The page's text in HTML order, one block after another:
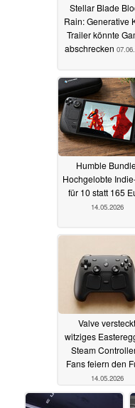
Stellar Blade
Rain: Generative
Trailer könnte
abschrecken
Humble
Hochgelobte
für 10 statt 165
14.05.2026
Valve versteckt
witziges
Steam
Fans feiern den
14.05.2026